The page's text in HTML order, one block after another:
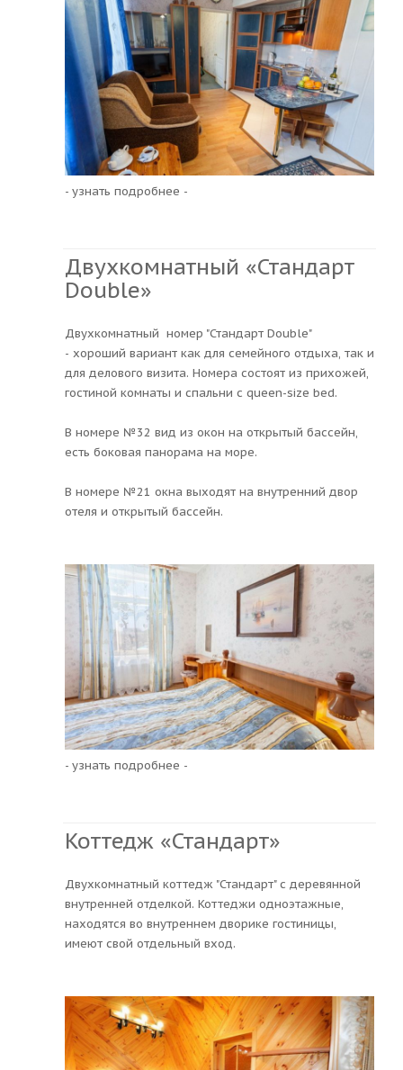
- узнать подробнее -
Двухкомнатный «Стандарт
Double»
Двухкомнатный номер "Стандарт Double"
- хороший вариант как для семейного отдыха, так и
для делового визита. Номера состоят из прихожей,
гостиной комнаты и спальни с queen-size bed.
В номере №32 вид из окон на открытый бассейн,
есть боковая панорама на море.
В номере №21 окна выходят на внутренний двор
отеля и открытый бассейн.
- узнать подробнее -
Коттедж «Стандарт»
Двухкомнатный коттедж "Стандарт" с деревянной
внутренней отделкой. Коттеджи одноэтажные,
находятся во внутреннем дворике гостиницы,
имеют свой отдельный вход.